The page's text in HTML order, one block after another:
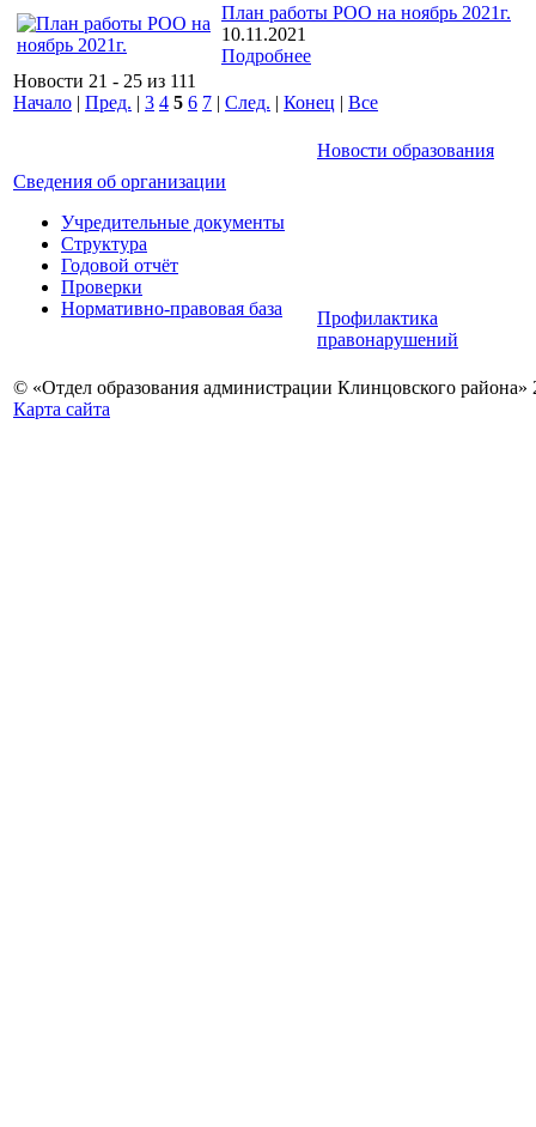
План работы РОО на ноябрь 2021г.
10.11.2021
Подробнее
Новости 21 - 25 из 111
Начало | Пред. | 3 4 5 6 7 | След. | Конец | Все
Сведения об организации
Учредительные документы
Структура
Годовой отчёт
Проверки
Нормативно-правовая база
Новости образования
Профилактика
правонарушений
© «Отдел образования администрации Клинцовского района»
Карта сайта